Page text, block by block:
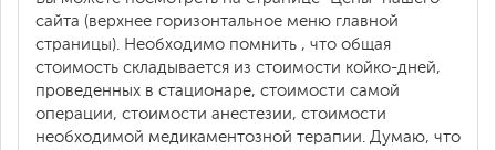
сайта (верхнее горизонтальное меню главной
страницы). Необходимо помнить , что общая
стоимость складывается из стоимости койко-дней,
проведенных в стационаре, стоимости самой
операции, стоимости анестезии, стоимости
необходимой медикаментозной терапии. Думаю, что